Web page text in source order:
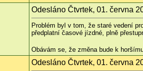
Odesláno Čtvrtek, 01. června
Problém byl v tom, že staré vedení
předplatní časové jízdné, plně
Obávám se, že změna bude k
Odesláno Čtvrtek, 01. června